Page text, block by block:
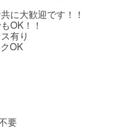
に大歓迎です！！
OK！！
有り
OK
要